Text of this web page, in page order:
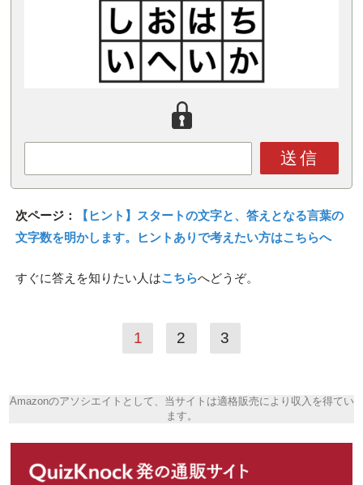
送信
次ページ：
【ヒント】スタートの文字と、答えとなる言葉の
文字数を明かします。ヒントありで考えたい方はこちらへ
すぐに答えを知りたい人はこちらへどうぞ。
1 2 3
Amazonのアソシエイトとして、当サイトは適格販売により収入を得てい
ます。